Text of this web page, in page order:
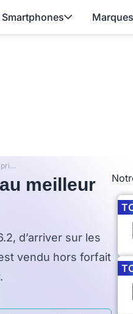
Marques
Le Nokia 6.2 est disponible. Où l’acheter au meilleur prix ?
meilleur
d’arriver sur les
vendu hors forfait